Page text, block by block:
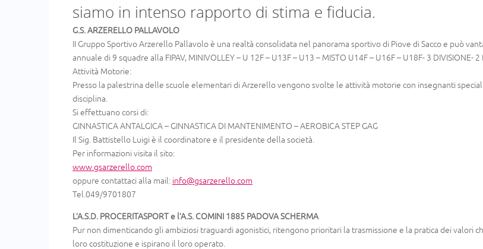
siamo in intenso rapporto di stima e fiducia.
G.S. ARZERELLO PALLAVOLO
II Gruppo Sportivo Arzerello Pallavolo è una realtà consolidata nel panorama sportivo di Piove di Sacco e può
annuale di 9 squadre alla FIPAV, MINIVOLLEY – U 12F – U13F – U13 – MISTO U14F – U16F – U18F- 3 DIVISIONE- 2
Attività Motorie:
Presso la palestrina delle scuole elementari di Arzerello vengono svolte le attività motorie con insegnanti
disciplina.
Si effettuano corsi di:
GINNASTICA ANTALGICA – GINNASTICA DI MANTENIMENTO – AEROBICA STEP GAG
Il Sig. Battistello Luigi è il coordinatore e il presidente della società.
Per informazioni visita il sito:
www.gsarzerello.com
oppure contattaci alla mail: info@gsarzerello.com
Tel.049/9701807
L’A.S.D. PROCERITASPORT e l’A.S. COMINI 1885 PADOVA SCHERMA
Pur non dimenticando gli ambiziosi traguardi agonistici, ritengono prioritari la trasmissione e la pratica dei valori
loro costituzione e ispirano il loro operato.